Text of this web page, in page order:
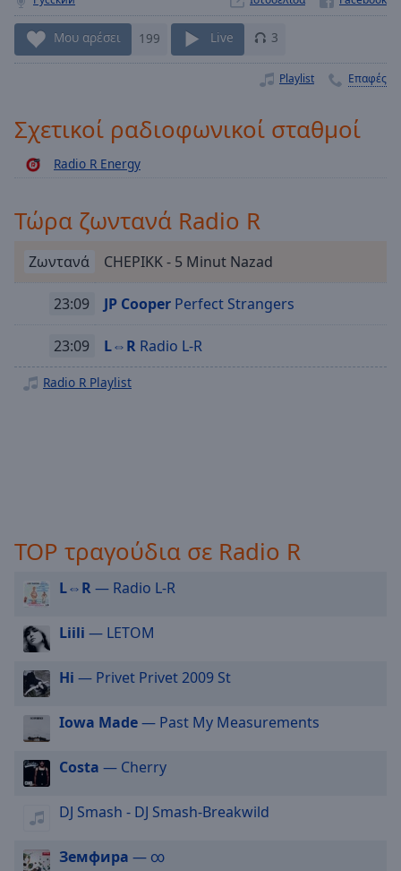
Playback
Rate
Chapters
Descriptions
descriptions
settings
opens
settings
dialog
subtitles
Picture
Fullscreen
This
modal
Beginning
dialog
window.
Escape
cancel
close
Μου αρέσει 199 Live 3
Playlist Επαφές
Σχετικοί ραδιοφωνικοί σταθμοί
Radio R Energy
Τώρα ζωντανά Radio R
Ζωντανά CHEPIKK - 5 Minut Nazad
23:09 JP Cooper Perfect Strangers
23:09 L⇔R Radio L-R
Radio R Playlist
TOP τραγούδια σε Radio R
L⇔R— Radio L-R
Liili — LETOM
Hi — Privet Privet 2009 St
Iowa Made— Past My Measurements
Costa — Cherry
DJ Smash - DJ Smash-Breakwild
Земфира — ∞